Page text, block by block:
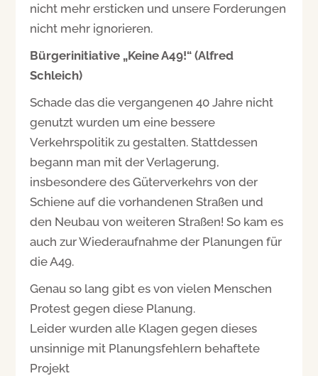
nicht mehr ersticken und unsere Forderungen
nicht mehr ignorieren.
Bürgerinitiative „Keine A49!“ (Alfred
Schleich)
Schade das die vergangenen 40 Jahre nicht
genutzt wurden um eine bessere
Verkehrspolitik zu gestalten. Stattdessen
begann man mit der Verlagerung,
insbesondere des Güterverkehrs von der
Schiene auf die vorhandenen Straßen und
den Neubau von weiteren Straßen! So kam es
auch zur Wiederaufnahme der Planungen für
die A49.
Genau so lang gibt es von vielen Menschen
Protest gegen diese Planung.
Leider wurden alle Klagen gegen dieses
unsinnige mit Planungsfehlern behaftete
Projekt